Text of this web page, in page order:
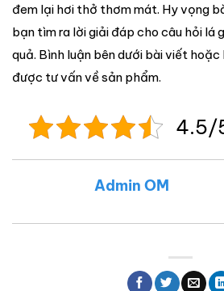
đem lại hơi thở thơm mát. Hy vọng
bạn tìm ra lời giải đáp cho câu hỏi lá
quả. Bình luận bên dưới bài viết
được tư vấn về sản phẩm.
4.5/
Admin OM